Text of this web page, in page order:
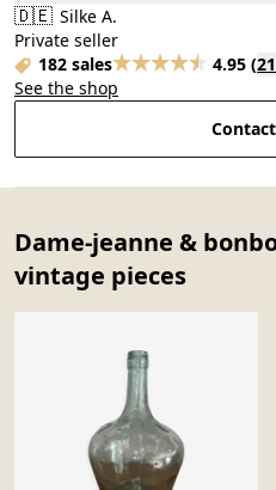
🇩🇪 Silke A.
Private seller
182 sales
4.95 (
See the shop
Dame-jeanne &
vintage pieces